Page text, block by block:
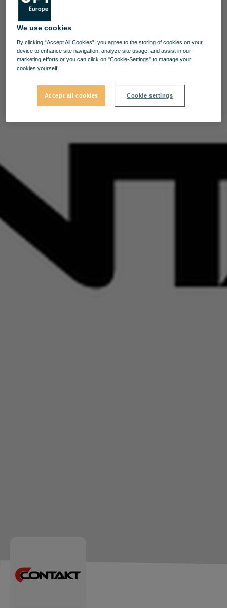
We use cookies
By clicking “Accept All Cookies”, you agree to the storing of cookies on your
device to enhance site navigation, analyze site usage, and assist in our
marketing efforts or you can click on "Cookie-Settings" to manage your
cookies yourself.
Accept all cookies Cookie settings